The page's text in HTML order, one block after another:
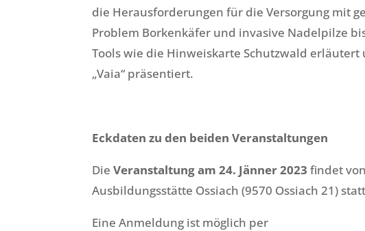
die Herausforderungen für die Versorgung mit
Problem Borkenkäfer und invasive Nadelpilze
Tools wie die Hinweiskarte Schutzwald
„Vaia“ präsentiert.
Eckdaten zu den beiden Veranstaltungen
DieVeranstaltung am 24. Jänner 2023 findet
Ausbildungsstätte Ossiach (9570 Ossiach 21)
Eine Anmeldung ist möglich per